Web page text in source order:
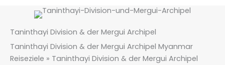
Taninthayi Division & der Mergui Archipel
Taninthayi Division & der Mergui Archipel Myanmar
Reiseziele » Taninthayi Division & der Mergui Archipel